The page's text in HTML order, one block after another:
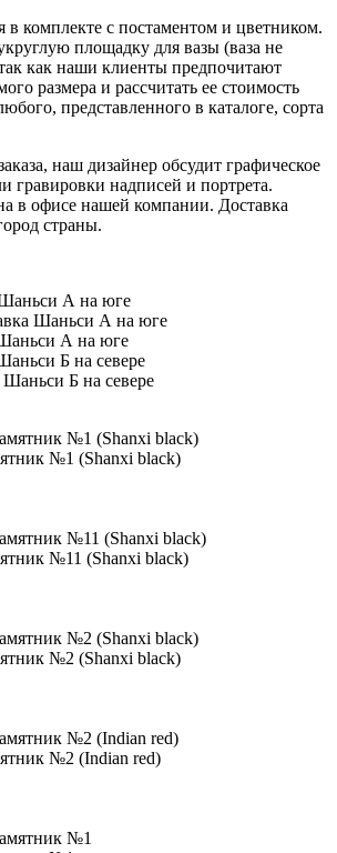
в комплекте с постаментом и цветником.
площадку для вазы (ваза не
как наши клиенты предпочитают
размера и рассчитать ее стоимость
представленного в каталоге, сорта
наш дизайнер обсудит графическое
гравировки надписей и портрета.
в офисе нашей компании. Доставка
страны.
А на юге
Шаньси А на юге
А на юге
Б на севере
Б на севере
№1 (Shanxi black)
№11 (Shanxi black)
№2 (Shanxi black)
№2 (Indian red)